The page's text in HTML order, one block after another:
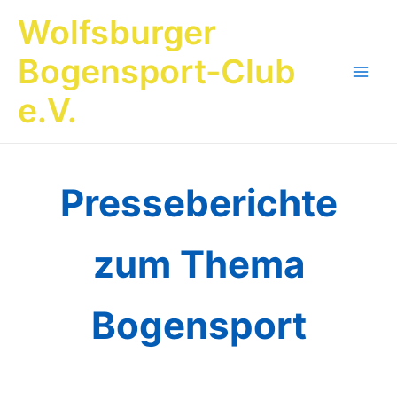
InhaltWolfsburger
Bogensport-Club
e.V.
Presseberichte
zum Thema
Bogensport